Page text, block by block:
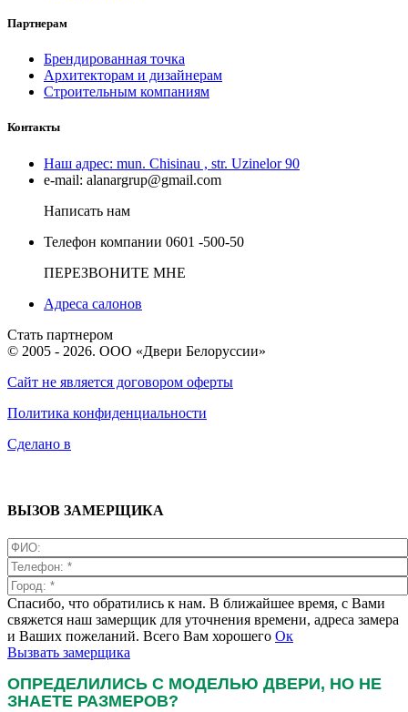
Партнерам
Брендированная точка
Архитекторам и дизайнерам
Строительным компаниям
Контакты
Наш адрес: mun. Chisinau , str. Uzinelor 90
e-mail: alanargrup@gmail.com
Написать нам
Телефон компании 0601 -500-50
ПЕРЕЗВОНИТЕ МНЕ
Адреса салонов
Стать партнером
© 2005 - 2026. ООО «Двери Белоруссии»
Сайт не является договором оферты
Политика конфиденциальности
Сделано в
ВЫЗОВ ЗАМЕРЩИКА
Спасибо, что обратились к нам. В ближайшее время, с Вами
свяжется наш замерщик для уточнения времени, адреса замера
и Ваших пожеланий. Всего Вам хорошего Ок
Вызвать замерщика
ОПРЕДЕЛИЛИСЬ С МОДЕЛЬЮ ДВЕРИ, НО НЕ
ЗНАЕТЕ РАЗМЕРОВ?